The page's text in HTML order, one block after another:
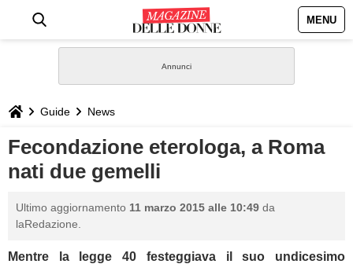
MENU
STILE
BIOGRAFIE
DEFINIZIONI
GASTRONOMIA
Guide News
Fecondazione eterologa, a Roma
nati due gemelli
Ultimo aggiornamento 11 marzo 2015 alle 10:49 da
laRedazione.
Mentre la legge 40 festeggiava il suo undicesimo